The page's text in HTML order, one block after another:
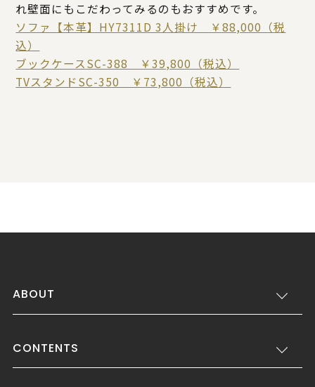
れ壁面にもこだわってみるのもおすすめです。
ソファ【本革】HY7311D 3人掛け ￥88,000（税
込）
ブックケースSC-388 ￥39,800（税込）
TVスタンドSC-350 ￥73,800（税込）
ABOUT
CONTENTS